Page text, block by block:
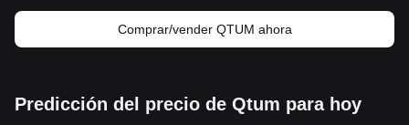
Comprar/vender QTUM ahora
Predicción del precio de Qtum para hoy